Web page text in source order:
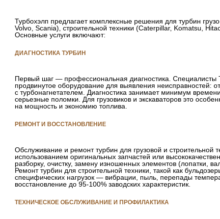
Турбохэлп предлагает комплексные решения для турбин
Volvo, Scania), строительной техники (Caterpillar, Komatsu,
Основные услуги включают:
ДИАГНОСТИКА ТУРБИН
Первый шаг — профессиональная диагностика. Специалисты
продвинутое оборудование для выявления неисправностей:
с турбонагнетателем. Диагностика занимает минимум
серьезные поломки. Для грузовиков и экскаваторов это
на мощность и экономию топлива.
РЕМОНТ И ВОССТАНОВЛЕНИЕ
Обслуживание и ремонт турбин для грузовой и строительной
использованием оригинальных запчастей или
разборку, очистку, замену изношенных элементов (лопатки,
Ремонт турбин для строительной техники, такой как
специфических нагрузок — вибрации, пыль, перепады
восстановление до 95-100% заводских характеристик.
ТЕХНИЧЕСКОЕ ОБСЛУЖИВАНИЕ И ПРОФИЛАКТИКА